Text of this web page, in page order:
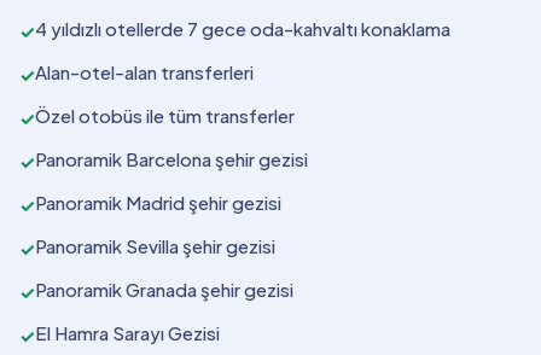
✓4 yıldızlı otellerde 7 gece oda-kahvaltı konaklama
✓Alan-otel-alan transferleri
✓Özel otobüs ile tüm transferler
✓Panoramik Barcelona şehir gezisi
✓Panoramik Madrid şehir gezisi
✓Panoramik Sevilla şehir gezisi
✓Panoramik Granada şehir gezisi
✓El Hamra Sarayı Gezisi